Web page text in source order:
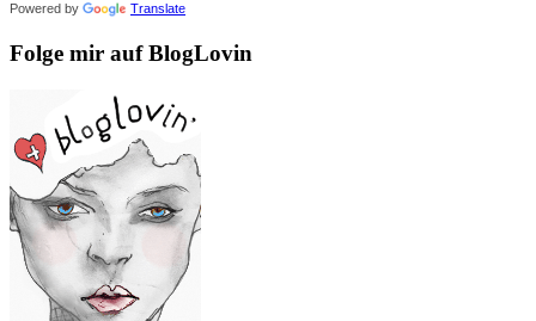
Powered by Translate
Folge mir auf BlogLovin